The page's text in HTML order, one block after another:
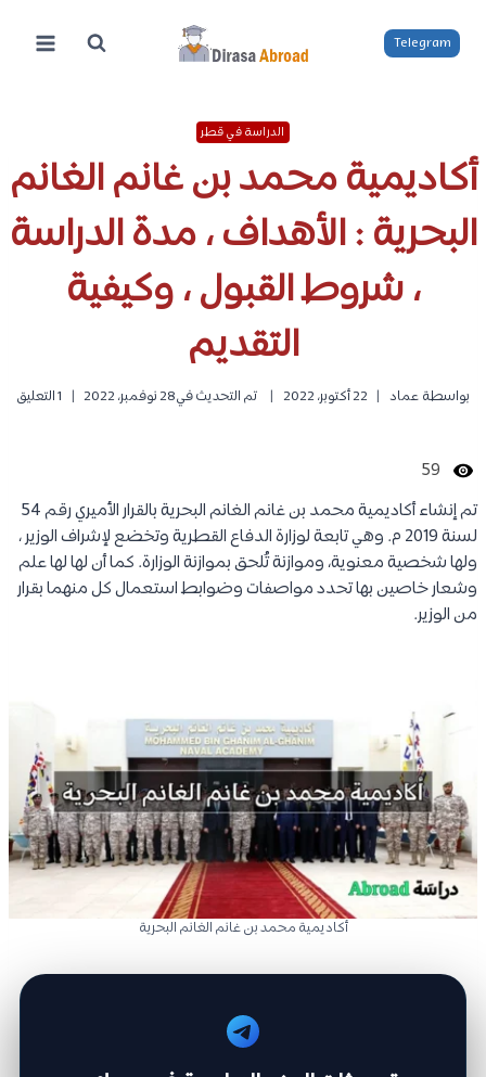
المحتوى
Telegram
الدراسة في قطر
أكاديمية محمد بن غانم الغانم
البحرية : الأهداف ، مدة الدراسة
، شروط القبول ، وكيفية
التقديم
بواسطة عماد 22 أكتوبر، 2022 تم التحديث في28 نوفمبر، 2022 1 التعليق
59
تم إنشاء أكاديمية محمد بن غانم الغانم البحرية بالقرار الأميري رقم 54
لسنة 2019 م. وهي تابعة لوزارة الدفاع القطرية وتخضع لإشراف الوزير ،
ولها شخصية معنوية، وموازنة تُلحق بموازنة الوزارة. كما أن لها لها علم
وشعار خاصين بها تحدد مواصفات وضوابط استعمال كل منهما بقرار
من الوزير.
أكاديمية محمد بن غانم الغانم البحرية